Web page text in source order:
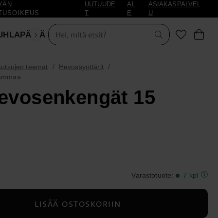
UUTUUDE
AL
E
ASIAKASPALVEL
U
NAAMIAISET
teemat
Hevossynttärit
15
Varastotuote: 7 kpl
LISÄÄ OSTOSKORIIN